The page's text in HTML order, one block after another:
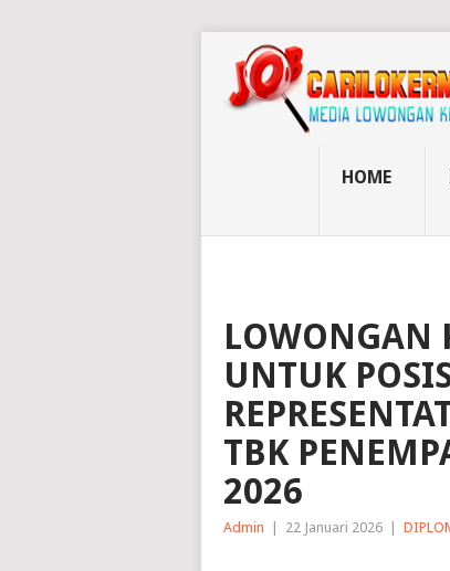
HOME
LOWONGAN
UNTUK
TBK
2026
Admin 22 Januari 2026